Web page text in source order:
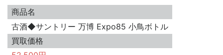
商品名
古酒◆サントリー 万博 Expo85 小鳥ボトル
買取価格